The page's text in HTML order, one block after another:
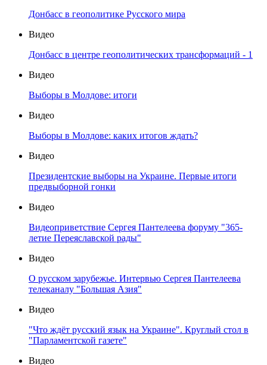
Донбасс в геополитике Русского мира
Видео
Донбасс в центре геополитических трансформаций - 1
Видео
Выборы в Молдове: итоги
Видео
Выборы в Молдове: каких итогов ждать?
Видео
Президентские выборы на Украине. Первые итоги
предвыборной гонки
Видео
Видеоприветствие Сергея Пантелеева форуму "365-
летие Переяславской рады"
Видео
О русском зарубежье. Интервью Сергея Пантелеева
телеканалу "Большая Азия"
Видео
"Что ждёт русский язык на Украине". Круглый стол в
"Парламентской газете"
Видео